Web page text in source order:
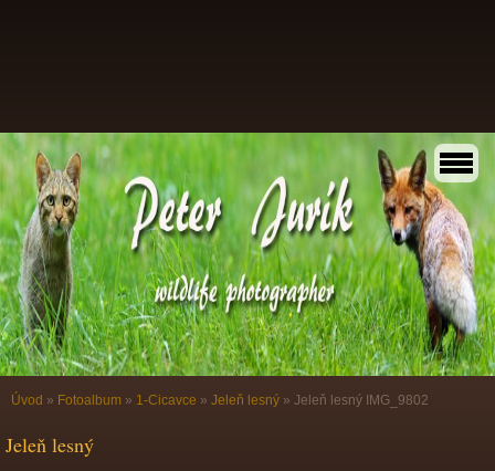
Úvod » Fotoalbum » 1-Cicavce » Jeleň lesný » Jeleň lesný IMG_9802
Jeleň lesný